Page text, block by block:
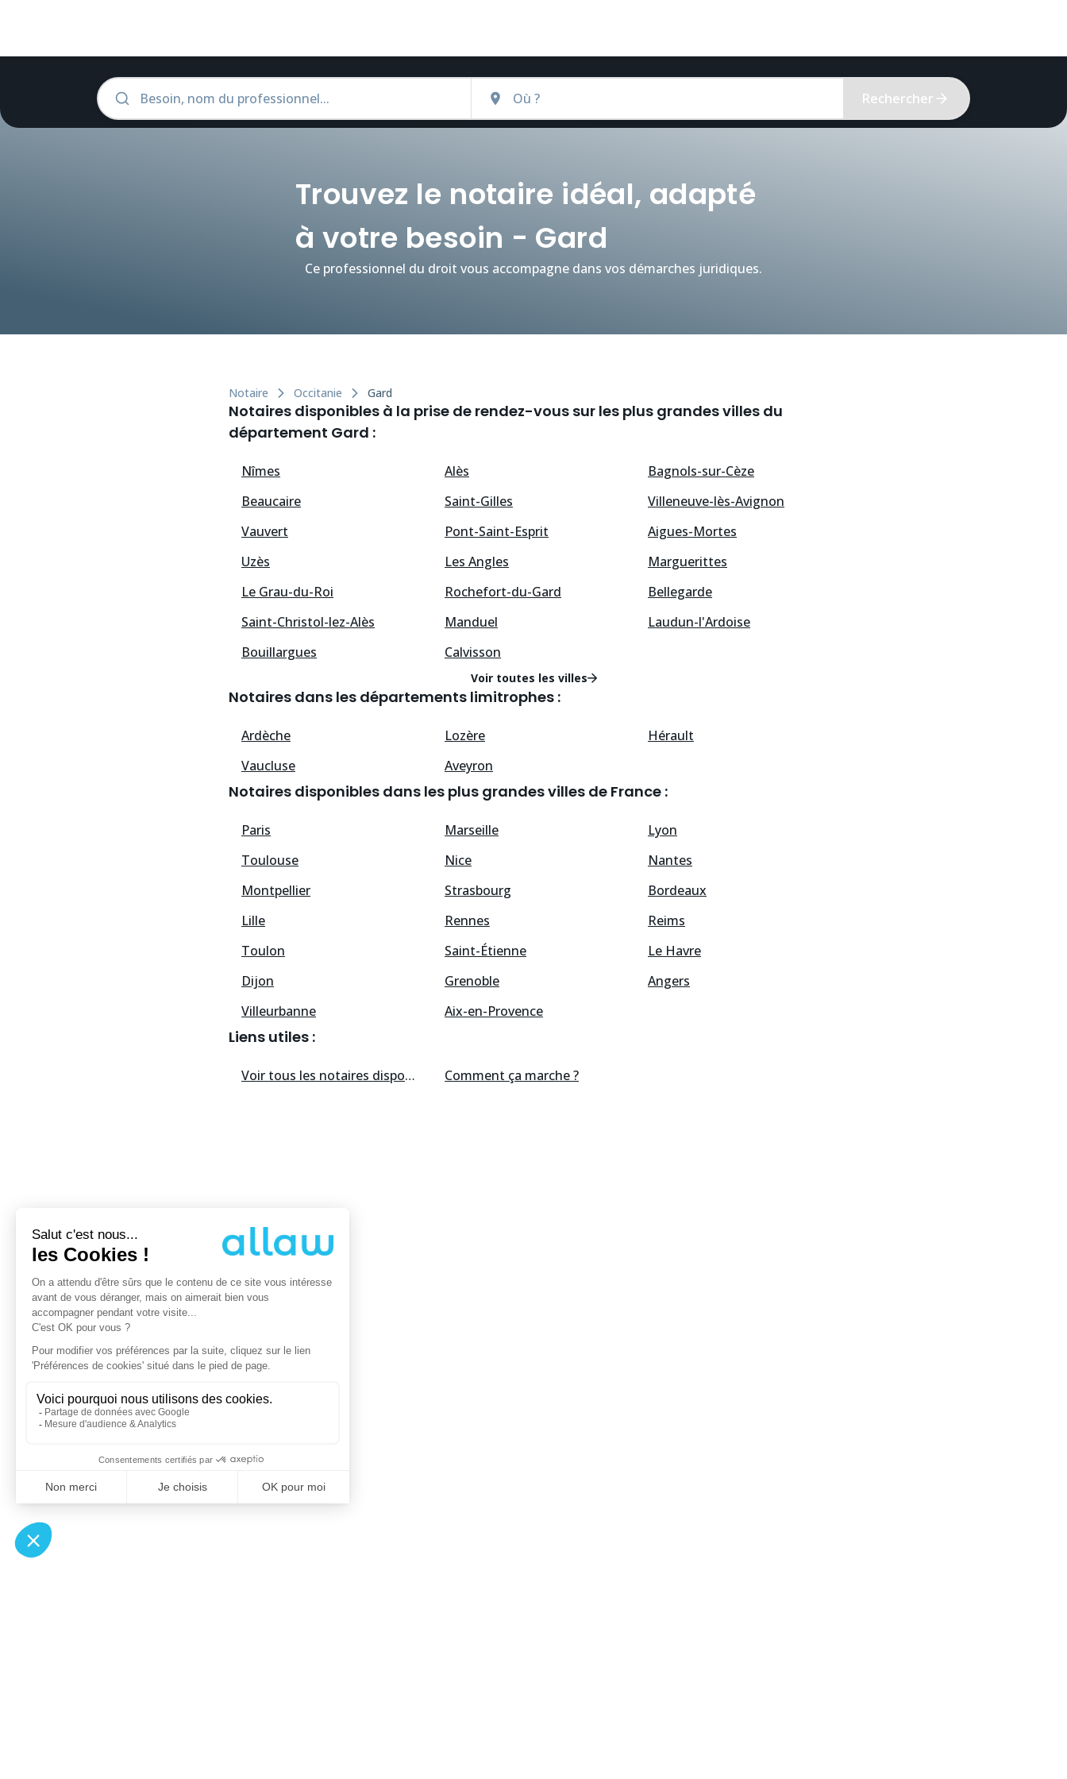
Rechercher
Trouvez le notaire idéal, adapté
à votre besoin - Gard
Ce professionnel du droit vous accompagne dans vos démarches juridiques.
Notaire Occitanie Gard
Notaires disponibles à la prise de rendez-vous sur les plus grandes villes du
département Gard :
Nîmes Alès
Bagnols-sur-Cèze
Beaucaire
Saint-Gilles
Villeneuve-lès-Avignon
Vauvert
Pont-Saint-Esprit
Aigues-Mortes
Uzès
Les Angles
Marguerittes
Le Grau-du-Roi
Rochefort-du-Gard
Bellegarde
Saint-Christol-lez-Alès
Manduel
Laudun-l'Ardoise
Bouillargues
Calvisson
Voir toutes les villes
Notaires dans les départements limitrophes :
Ardèche Lozère
Hérault
Vaucluse
Aveyron
Notaires disponibles dans les plus grandes villes de France :
Paris Marseille
Lyon
Toulouse
Nice
Nantes
Montpellier
Strasbourg
Bordeaux
Lille
Rennes
Reims
Toulon
Saint-Étienne
Le Havre
Dijon
Grenoble
Angers
Villeurbanne
Aix-en-Provence
Liens utiles :
Voir tous les notaires disponibles Comment ça marche ?